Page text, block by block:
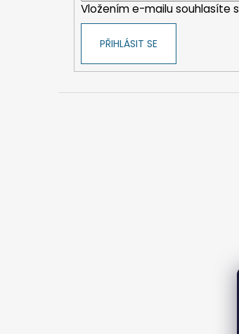
Vložením e-mailu souhlasíte s
PŘIHLÁSIT SE